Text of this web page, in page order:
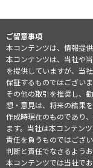
ご留意事項
本コンテンツは、情報提
本コンテンツは、当社や
を提供していますが、当
保証するものではござい
その他の取引を推奨し、
想・意見は、将来の結果
作成時現在のものであり
ます。当社は本コンテン
責任を負うものではござ
判断と責任でなさるようお
本コンテンツでは当社で